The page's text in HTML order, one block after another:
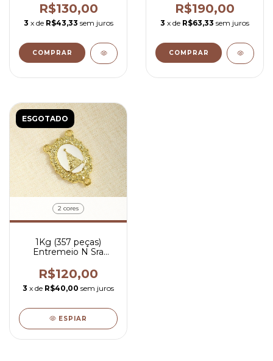
R$ 0,53 por peça
R$130,00
3 x de R$43,33 sem juros
COMPRAR
Pintada - R$ 0,53 por
peça
R$190,00
3 x de R$63,33 sem juros
COMPRAR
ESGOTADO
2 cores
1Kg (357 peças)
Entremeio N Sra
0,53 por peça
R$120,00
3 x de R$40,00 sem juros
ESPIAR